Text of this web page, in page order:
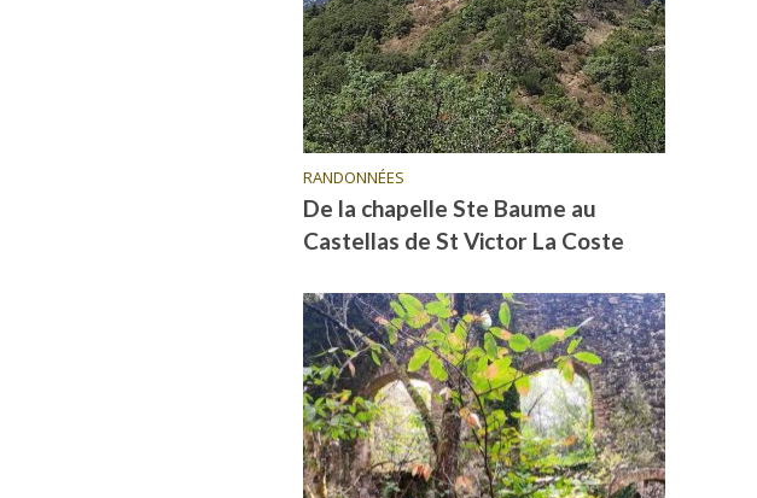
RANDONNÉES
De la chapelle Ste Baume au
Castellas de St Victor La Coste